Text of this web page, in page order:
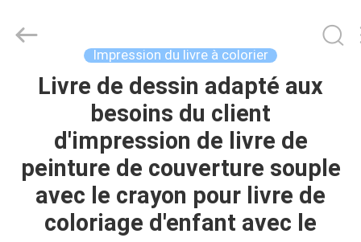
MAISON
PRODUITS
AU
SUJET
printing
co.,LTD.
Impression du livre à colorier
Livre de dessin adapté aux
besoins du client
d'impression de livre de
peinture de couverture souple
avec le crayon pour livre de
coloriage d'enfant avec le